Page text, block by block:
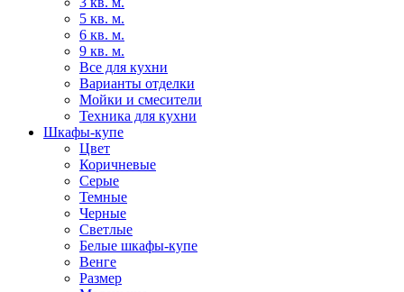
5 кв. м.
6 кв. м.
9 кв. м.
Все для кухни
Варианты отделки
Мойки и смесители
Техника для кухни
Шкафы-купе
Цвет
Коричневые
Серые
Темные
Черные
Светлые
Белые шкафы-купе
Венге
Размер